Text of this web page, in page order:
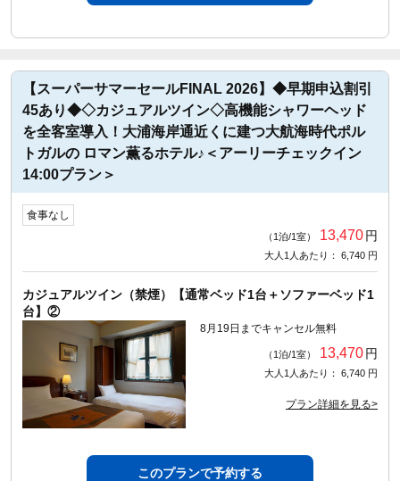
【スーパーサマーセールFINAL 2026】◆早期申込割引
45あり◆◇カジュアルツイン◇高機能シャワーヘッド
を全客室導入！大浦海岸通近くに建つ大航海時代ポル
トガルの ロマン薫るホテル♪＜アーリーチェックイン
14:00プラン＞
食事なし
（1泊/1室） 13,470円
大人1人あたり： 6,740 円
カジュアルツイン（禁煙）【通常ベッド1台＋ソファーベッド1
台】②
8月19日までキャンセル無料
（1泊/1室） 13,470円
大人1人あたり： 6,740 円
プラン詳細を見る>
このプランで予約する